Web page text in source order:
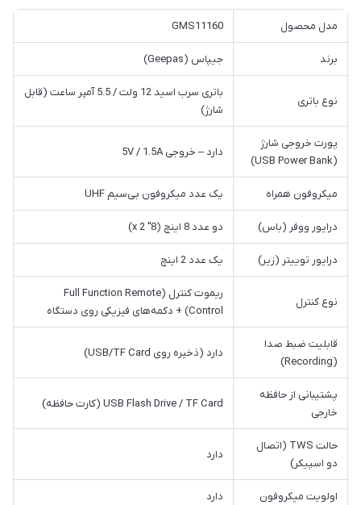
مدل محصول GMS11160
برند جیپاس (Geepas)
نوع باتری
باتری سرب اسید 12 ولت / 5.5 آمپر ساعت (قابل
شارژ)
پورت خروجی شارژ
(USB Power Bank)
دارد – خروجی 5V / 1.5A
میکروفون همراه یک عدد میکروفون بی‌سیم UHF
درایور ووفر (باس) دو عدد 8 اینچ (8" x 2)
درایور توییتر (زیر) یک عدد 2 اینچ
نوع کنترل
ریموت کنترل (Full Function Remote
Control) + دکمه‌های فیزیکی روی دستگاه
قابلیت ضبط صدا
(Recording)
دارد (ذخیره روی USB/TF Card)
پشتیبانی از حافظه
خارجی
USB Flash Drive / TF Card (کارت حافظه)
حالت TWS (اتصال
دو اسپیکر)
دارد
اولویت میکروفون دارد